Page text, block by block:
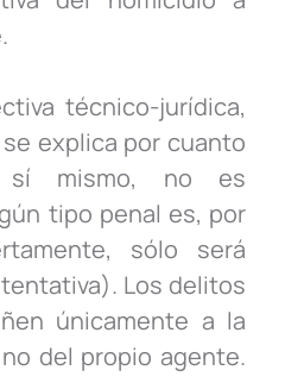
técnico-jurídica,
explica por cuanto
mismo, no es
tipo penal es, por
sólo será
Los delitos
únicamente a la
del propio agente.